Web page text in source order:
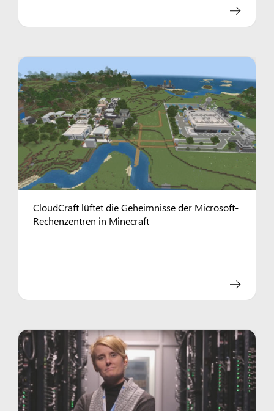
CloudCraft lüftet die Geheimnisse der Microsoft-
Rechenzentren in Minecraft